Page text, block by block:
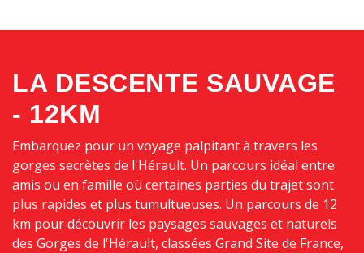
LA DESCENTE SAUVAGE
- 12KM
Embarquez pour un voyage palpitant à travers les
gorges secrètes de l'Hérault. Un parcours idéal entre
amis ou en famille où certaines parties du trajet sont
plus rapides et plus tumultueuses. Un parcours de 12
km pour découvrir les paysages sauvages et naturels
des Gorges de l'Hérault, classées Grand Site de France,